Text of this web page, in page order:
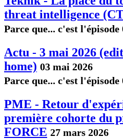
threat intelligence
Parce que... c'est l'épisode
Actu - 3 mai 2026
home) 03 mai 2026
Parce que... c'est l'épisode
PME - Retour
première cohorte du
FORCE 27 mars 2026